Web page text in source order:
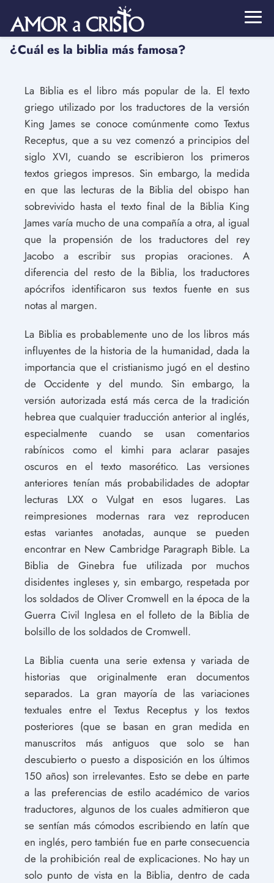
¿Cuál es la biblia más famosa?
La Biblia es el libro más popular de la. El texto
griego utilizado por los traductores de la versión
King James se conoce comúnmente como Textus
Receptus, que a su vez comenzó a principios del
siglo XVI, cuando se escribieron los primeros
textos griegos impresos. Sin embargo, la medida
en que las lecturas de la Biblia del obispo han
sobrevivido hasta el texto final de la Biblia King
James varía mucho de una compañía a otra, al igual
que la propensión de los traductores del rey
Jacobo a escribir sus propias oraciones. A
diferencia del resto de la Biblia, los traductores
apócrifos identificaron sus textos fuente en sus
notas al margen.
La Biblia es probablemente uno de los libros más
influyentes de la historia de la humanidad, dada la
importancia que el cristianismo jugó en el destino
de Occidente y del mundo. Sin embargo, la
versión autorizada está más cerca de la tradición
hebrea que cualquier traducción anterior al inglés,
especialmente cuando se usan comentarios
rabínicos como el kimhi para aclarar pasajes
oscuros en el texto masorético. Las versiones
anteriores tenían más probabilidades de adoptar
lecturas LXX o Vulgat en esos lugares. Las
reimpresiones modernas rara vez reproducen
estas variantes anotadas, aunque se pueden
encontrar en New Cambridge Paragraph Bible. La
Biblia de Ginebra fue utilizada por muchos
disidentes ingleses y, sin embargo, respetada por
los soldados de Oliver Cromwell en la época de la
Guerra Civil Inglesa en el folleto de la Biblia de
bolsillo de los soldados de Cromwell.
La Biblia cuenta una serie extensa y variada de
historias que originalmente eran documentos
separados. La gran mayoría de las variaciones
textuales entre el Textus Receptus y los textos
posteriores (que se basan en gran medida en
manuscritos más antiguos que solo se han
descubierto o puesto a disposición en los últimos
150 años) son irrelevantes. Esto se debe en parte
a las preferencias de estilo académico de varios
traductores, algunos de los cuales admitieron que
se sentían más cómodos escribiendo en latín que
en inglés, pero también fue en parte consecuencia
de la prohibición real de explicaciones. No hay un
solo punto de vista en la Biblia, dentro de cada